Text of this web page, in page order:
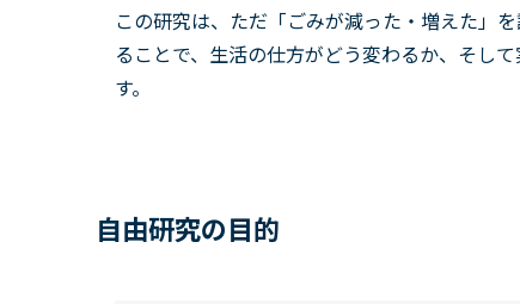
この研究は、ただ「ごみが減った・増えた」
ることで、生活の仕方がどう変わるか、そし
す。
自由研究の目的